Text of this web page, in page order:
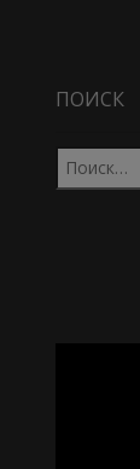
ПОИСК
Найти: